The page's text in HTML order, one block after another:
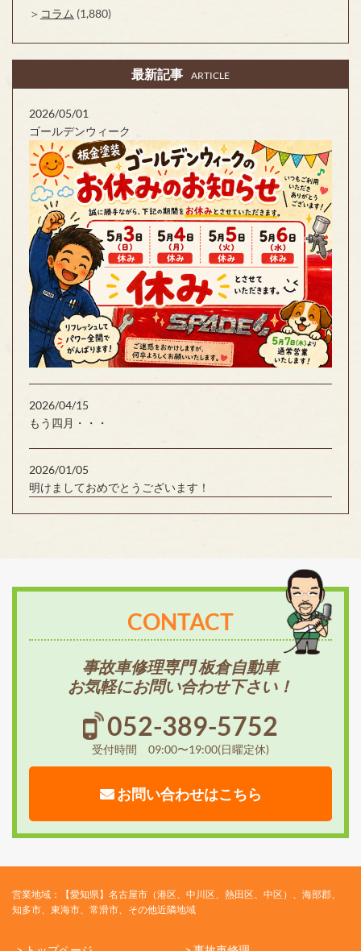
コラム (1,880)
最新記事 ARTICLE
2026/05/01
ゴールデンウィーク
2026/04/15
もう四月・・・
2026/01/05
明けましておめでとうございます！
CONTACT
事故車修理専門 板倉自動車
お気軽にお問い合わせ下さい！
052-389-5752
受付時間 09:00〜19:00(日曜定休)
お問い合わせはこちら
営業地域：【愛知県】名古屋市（港区、中川区、熱田区、中区）、海部郡、
知多市、東海市、常滑市、その他近隣地域